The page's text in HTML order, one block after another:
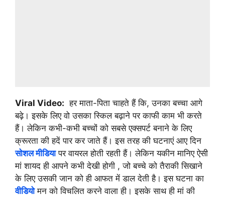
Viral Video: हर माता-पिता चाहते हैं कि, उनका बच्चा आगे
बढ़े। इसके लिए वो उसका स्किल बढ़ाने पर काफी काम भी करते
हैं। लेकिन कभी-कभी बच्चों को सबसे एक्सपर्ट बनाने के लिए
क्रूरता की हदें पार कर जाते हैं। इस तरह की घटनाएं आए दिन
सोशल मीडियापर वायरल होती रहती हैं। लेकिन यकीन मानिए ऐसी
मां शायद ही आपने कभी देखी होगी , जो बच्चे को तैराकी सिखाने
के लिए उसकी जान को ही आफत में डाल देती है। इस घटना का
वीडियोमन को विचलित करने वाला ही। इसके साथ ही मां की